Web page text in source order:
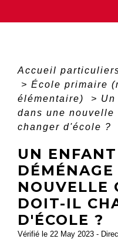
Accueil
> École primaire
élémentaire)
>
dans une nouvelle
changer d'école ?
UN
NOUVELLE
DOIT-IL
D'ÉCOLE ?
Vérifié le 22 May 2023 -